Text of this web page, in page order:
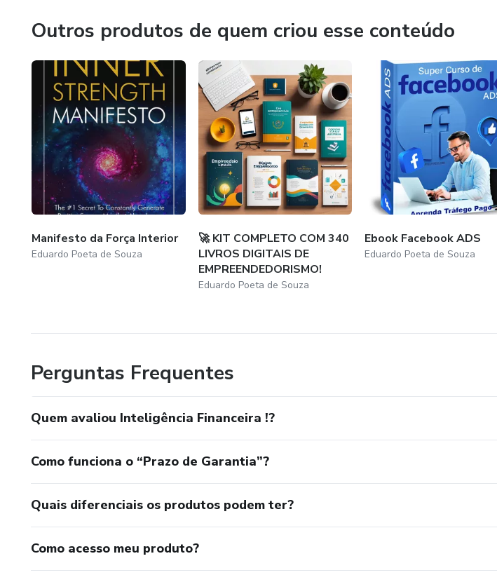
Outros produtos de quem criou esse conteúdo
Manifesto da Força Interior
Eduardo Poeta de Souza
🚀 KIT COMPLETO COM 340
LIVROS DIGITAIS DE
EMPREENDEDORISMO!
Eduardo Poeta de Souza
Ebook Facebook ADS
Eduardo Poeta de Souza
Perguntas Frequentes
Quem avaliou Inteligência Financeira !?
Como funciona o “Prazo de Garantia”?
Quais diferenciais os produtos podem ter?
Como acesso meu produto?